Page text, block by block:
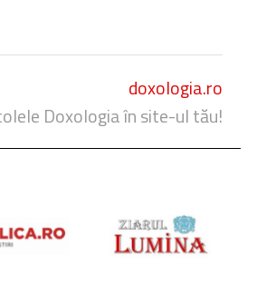
doxologia.ro
Doxologia în site-ul tău!